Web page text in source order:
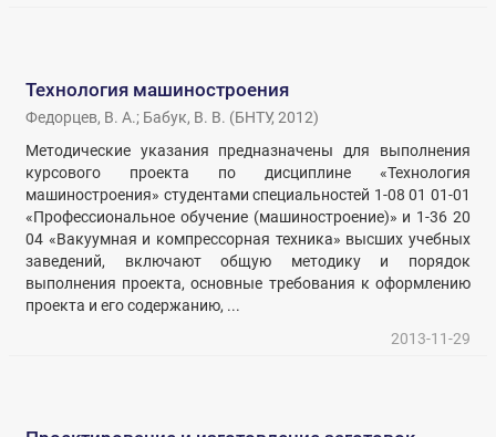
Технология машиностроения
Федорцев, В. А.; Бабук, В. В. (БНТУ,2012)
Методические указания предназначены для выполнения
курсового проекта по дисциплине «Технология
машиностроения» студентами специальностей 1-08 01 01-01
«Профессиональное обучение (машиностроение)» и 1-36 20
04 «Вакуумная и компрессорная техника» высших учебных
заведений, включают общую методику и порядок
выполнения проекта, основные требования к оформлению
проекта и его содержанию, ...
2013-11-29